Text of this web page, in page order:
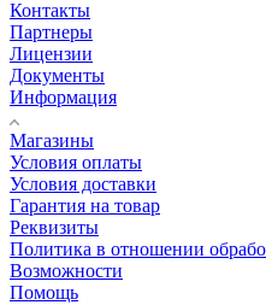
Контакты
Партнеры
Лицензии
Документы
Информация
Магазины
Условия оплаты
Условия доставки
Гарантия на товар
Реквизиты
Политика в отношении
Возможности
Помощь